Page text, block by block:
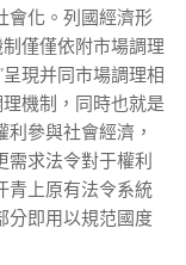
會化。列國經濟形
僅僅依附市場調理
現并同市場調理相
機制，同時也就是
參與社會經濟，
求法令對于權利
青上原有法令系統
分即用以規范國度